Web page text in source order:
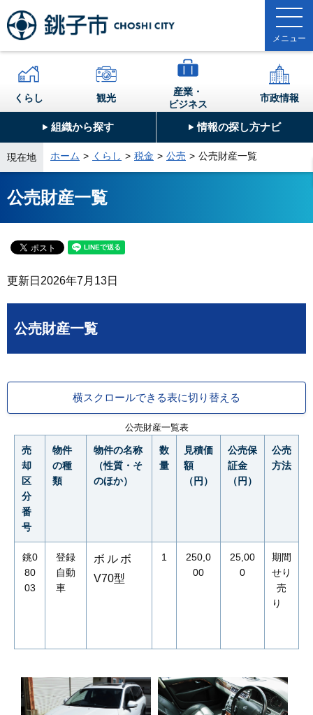
組織から探す 情報の探し方ナビ
くらし 観光
産業・
ビジネス
市政情報
現在地 ホーム くらし 税金 公売 公売財産一覧
公売財産一覧
更新日 2026年7月13日
公売財産一覧
横スクロールできる表に切り替える
公売財産一覧表
売
却
区
分
番
号
物件
の種
類
物件の名称
（性質・そ
のほか）
数
量
見積価
額
（円）
公売保
証金
（円）
公売
方法
銚0
80
03
登録
自動
車
ボルボ
V70型
1
250,0
00
25,00
0
期間
せり
売
り